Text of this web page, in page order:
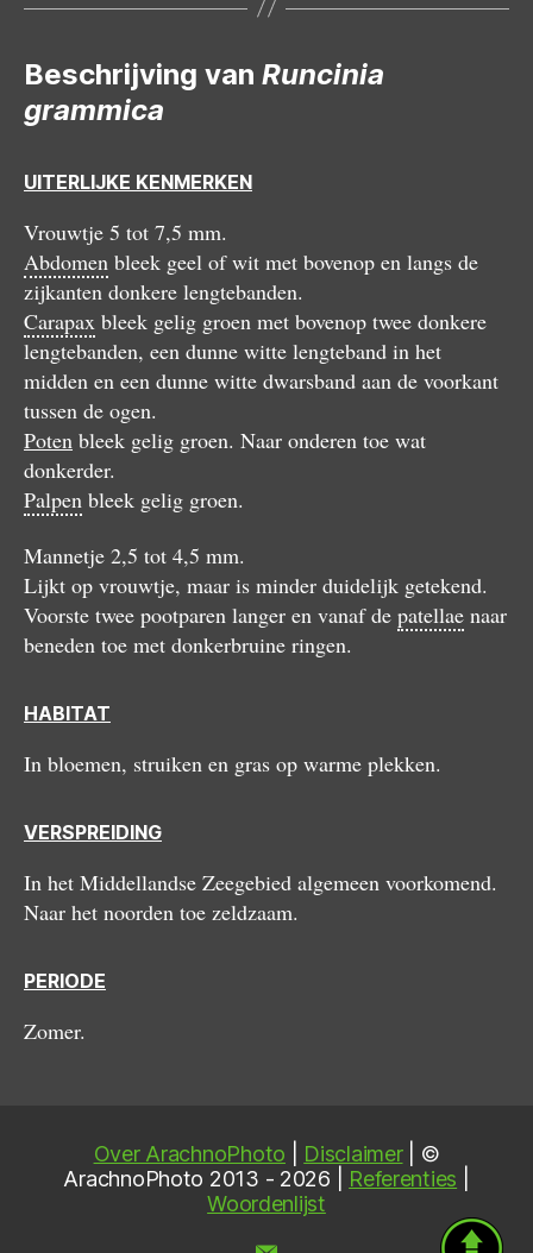
Beschrijving van Runcinia
grammica
UITERLIJKE KENMERKEN
Vrouwtje 5 tot 7,5 mm.
Abdomen bleek geel of wit met bovenop en langs de
zijkanten donkere lengtebanden.
Carapax bleek gelig groen met bovenop twee donkere
lengtebanden, een dunne witte lengteband in het
midden en een dunne witte dwarsband aan de voorkant
tussen de ogen.
Poten bleek gelig groen. Naar onderen toe wat
donkerder.
Palpen bleek gelig groen.
Mannetje 2,5 tot 4,5 mm.
Lijkt op vrouwtje, maar is minder duidelijk getekend.
Voorste twee pootparen langer en vanaf de patellae naar
beneden toe met donkerbruine ringen.
HABITAT
In bloemen, struiken en gras op warme plekken.
VERSPREIDING
In het Middellandse Zeegebied algemeen voorkomend.
Naar het noorden toe zeldzaam.
PERIODE
Zomer.
Over ArachnoPhoto Disclaimer| ©
ArachnoPhoto 2013 - 2026 | Referenties
Woordenlijst